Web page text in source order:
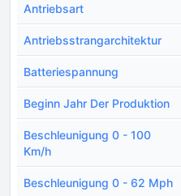
Antriebsart
Antriebsstrangarchitektur
Batteriespannung
Beginn Jahr Der Produktion
Beschleunigung 0 - 100
Km/h
Beschleunigung 0 - 62 Mph